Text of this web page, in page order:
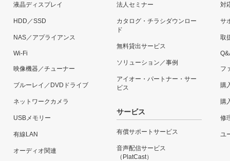
液晶ディスプレイ
HDD／SSD
NAS／アプライアンス
Wi-Fi
映像機器／チューナー
ブルーレイ／DVDドライブ
ネットワークカメラ
USBメモリー
有線LAN
オーディオ関連
法人セミナー
カタログ・チラシダウンロー
ド
無料貸出サービス
ソリューション／事例
アイオー・パートナー・サー
ビス
サービス
有償サポートサービス
音声配信サービス
（PlatCast）
対
サ
取
フ
購
購
修
ユ